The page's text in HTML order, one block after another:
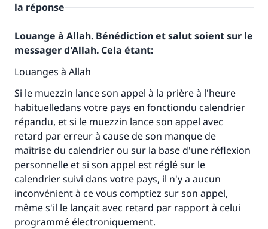
la réponse
Louange à Allah. Bénédiction et salut soient sur le
messager d'Allah. Cela étant:
Louanges à Allah
Si le muezzin lance son appel à la prière à l'heure
habituelledans votre pays en fonctiondu calendrier
répandu, et si le muezzin lance son appel avec
retard par erreur à cause de son manque de
maîtrise du calendrier ou sur la base d'une réflexion
personnelle et si son appel est réglé sur le
calendrier suivi dans votre pays, il n'y a aucun
inconvénient à ce vous comptiez sur son appel,
même s'il le lançait avec retard par rapport à celui
programmé électroniquement.